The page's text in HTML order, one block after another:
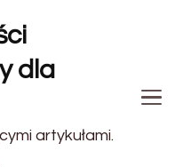
dla
artykułami.